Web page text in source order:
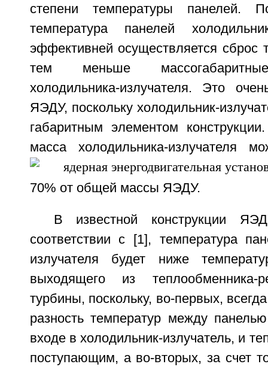
степени температуры панелей.
температура панелей
эффективней осуществляется сброс
тем меньше массогабаритные
холодильника-излучателя. Это
ЯЭДУ, поскольку холодильник-
габаритным элементом
масса холодильника-излучателя
70% от общей массы ЯЭДУ.
В известной конструкции
соответствии с [1], температура
излучателя будет ниже
выходящего из теплообменника-
турбины, поскольку, во-первых,
разность температур между
входе в холодильник-излучатель, и
поступающим, а во-вторых, за счет